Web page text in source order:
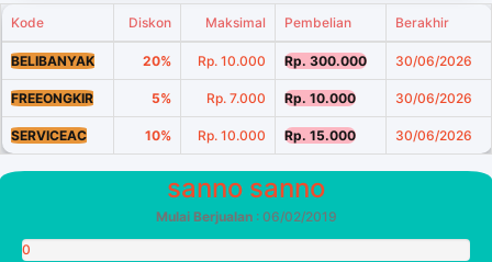
Kode Diskon Maksimal Pembelian Berakhir
BELIBANYAK 20% Rp. 10.000 Rp. 300.000 30/06/2026
FREEONGKIR 5% Rp. 7.000 Rp. 10.000 30/06/2026
SERVICEAC 10% Rp. 10.000 Rp. 15.000 30/06/2026
sanno sanno
Mulai Berjualan: 06/02/2019
0